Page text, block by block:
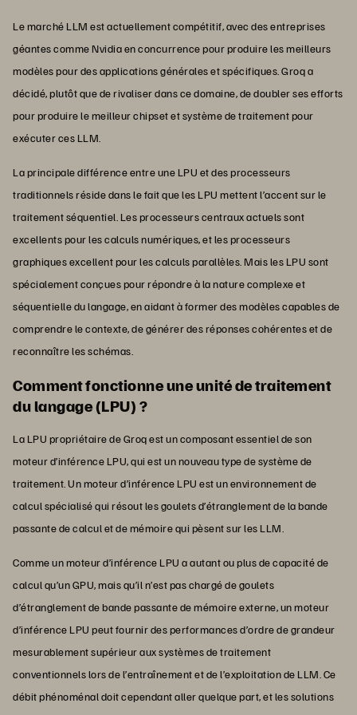
Le marché LLM est actuellement compétitif, avec des entreprises
géantes comme Nvidia en concurrence pour produire les meilleurs
modèles pour des applications générales et spécifiques. Groq a
décidé, plutôt que de rivaliser dans ce domaine, de doubler ses efforts
pour produire le meilleur chipset et système de traitement pour
exécuter ces LLM.
La principale différence entre une LPU et des processeurs
traditionnels réside dans le fait que les LPU mettent l’accent sur le
traitement séquentiel. Les processeurs centraux actuels sont
excellents pour les calculs numériques, et les processeurs
graphiques excellent pour les calculs parallèles. Mais les LPU sont
spécialement conçues pour répondre à la nature complexe et
séquentielle du langage, en aidant à former des modèles capables de
comprendre le contexte, de générer des réponses cohérentes et de
reconnaître les schémas.
Comment fonctionne une unité de traitement
du langage (LPU) ?
La LPU propriétaire de Groq est un composant essentiel de son
moteur d’inférence LPU, qui est un nouveau type de système de
traitement. Un moteur d’inférence LPU est un environnement de
calcul spécialisé qui résout les goulets d’étranglement de la bande
passante de calcul et de mémoire qui pèsent sur les LLM.
Comme un moteur d’inférence LPU a autant ou plus de capacité de
calcul qu’un GPU, mais qu’il n’est pas chargé de goulets
d’étranglement de bande passante de mémoire externe, un moteur
d’inférence LPU peut fournir des performances d’ordre de grandeur
mesurablement supérieur aux systèmes de traitement
conventionnels lors de l’entraînement et de l’exploitation de LLM. Ce
débit phénoménal doit cependant aller quelque part, et les solutions